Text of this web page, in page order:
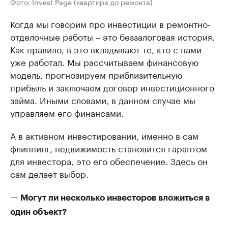
Когда мы говорим про инвестиции в ремонтно-
отделочные работы – это беззалоговая история.
Как правило, в это вкладывают те, кто с нами
уже работал. Мы рассчитываем финансовую
модель, прогнозируем приблизительную
прибыль и заключаем договор инвестиционного
займа. Иными словами, в данном случае мы
управляем его финансами.
А в активном инвестировании, именно в сам
флиппинг, недвижимость становится гарантом
для инвестора, это его обеспечение. Здесь он
сам делает выбор.
— Могут ли несколько инвесторов вложиться в
один объект?